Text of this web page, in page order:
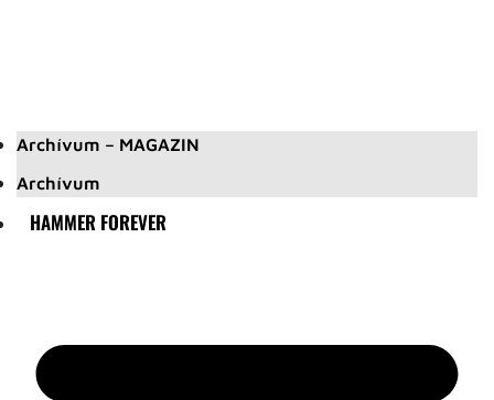
Archívum – MAGAZIN
Archívum
HAMMER FOREVER